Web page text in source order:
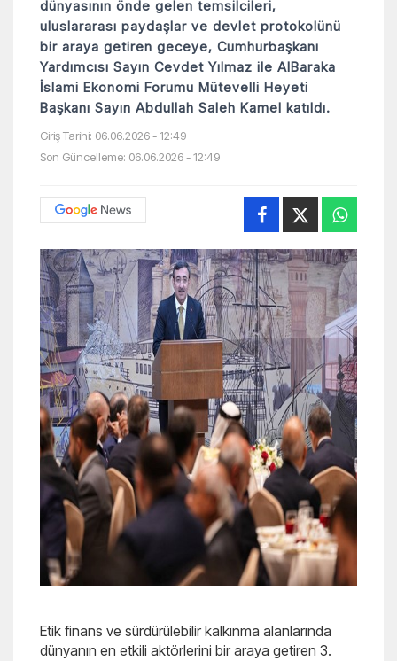
dünyasının önde gelen temsilcileri,
uluslararası paydaşlar ve devlet protokolünü
bir araya getiren geceye, Cumhurbaşkanı
Yardımcısı Sayın Cevdet Yılmaz ile AlBaraka
İslami Ekonomi Forumu Mütevelli Heyeti
Başkanı Sayın Abdullah Saleh Kamel katıldı.
Giriş Tarihi: 06.06.2026 - 12:49
Son Güncelleme: 06.06.2026 - 12:49
Etik finans ve sürdürülebilir kalkınma alanlarında
dünyanın en etkili aktörlerini bir araya getiren 3.